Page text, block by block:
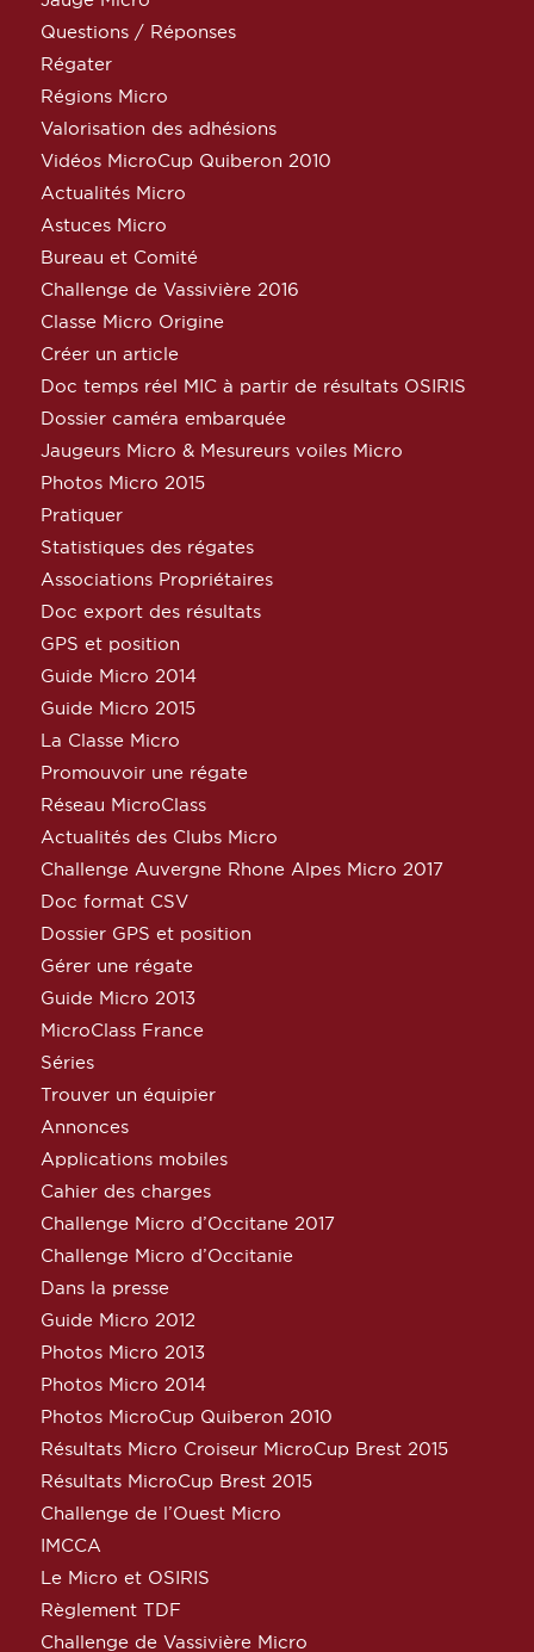
Questions / Réponses
Régater
Régions Micro
Valorisation des adhésions
Vidéos MicroCup Quiberon 2010
Actualités Micro
Astuces Micro
Bureau et Comité
Challenge de Vassivière 2016
Classe Micro Origine
Créer un article
Doc temps réel MIC à partir de résultats OSIRIS
Dossier caméra embarquée
Jaugeurs Micro & Mesureurs voiles Micro
Photos Micro 2015
Pratiquer
Statistiques des régates
Associations Propriétaires
Doc export des résultats
GPS et position
Guide Micro 2014
Guide Micro 2015
La Classe Micro
Promouvoir une régate
Réseau MicroClass
Actualités des Clubs Micro
Challenge Auvergne Rhone Alpes Micro 2017
Doc format CSV
Dossier GPS et position
Gérer une régate
Guide Micro 2013
MicroClass France
Séries
Trouver un équipier
Annonces
Applications mobiles
Cahier des charges
Challenge Micro d’Occitane 2017
Challenge Micro d’Occitanie
Dans la presse
Guide Micro 2012
Photos Micro 2013
Photos Micro 2014
Photos MicroCup Quiberon 2010
Résultats Micro Croiseur MicroCup Brest 2015
Résultats MicroCup Brest 2015
Challenge de l’Ouest Micro
IMCCA
Le Micro et OSIRIS
Règlement TDF
Challenge de Vassivière Micro